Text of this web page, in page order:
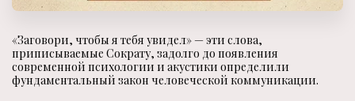
«Заговори, чтобы я тебя увидел» — эти слова,
приписываемые Сократу, задолго до появления
современной психологии и акустики определили
фундаментальный закон человеческой коммуникации.